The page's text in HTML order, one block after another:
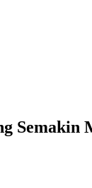
Semakin